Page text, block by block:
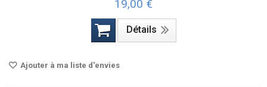
19,00 €
Détails
Ajouter à ma liste d'envies